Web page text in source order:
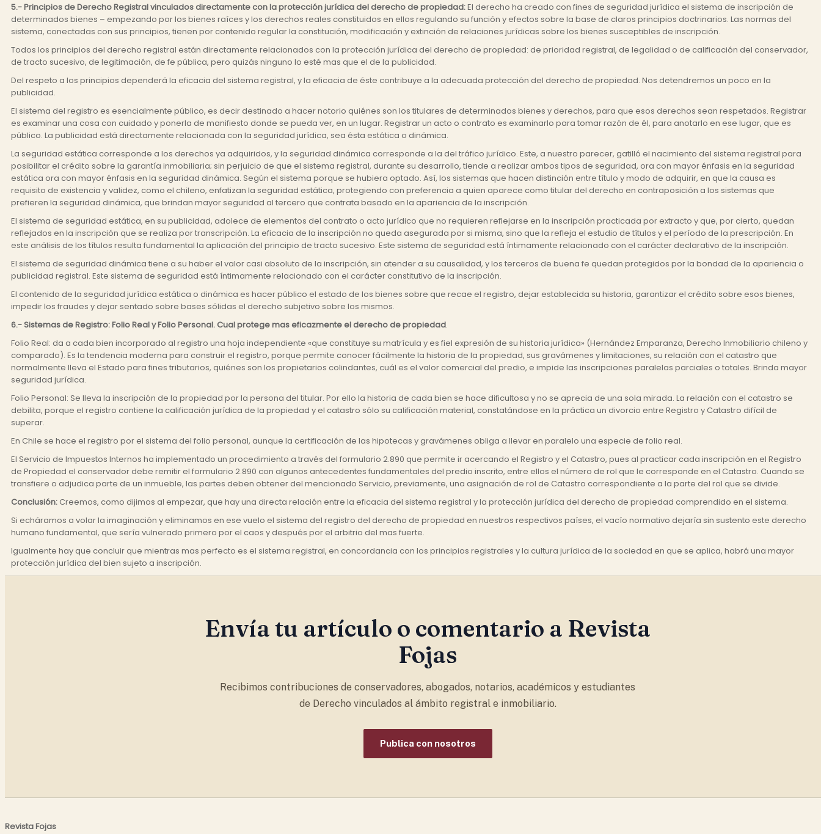
5.- Principios de Derecho Registral vinculados directamente con la protección jurídica del derecho de propiedad:El derecho ha creado con fines de seguridad jurídica el sistema de inscripción de
determinados bienes – empezando por los bienes raíces y los derechos reales constituidos en ellos regulando su función y efectos sobre la base de claros principios doctrinarios. Las normas del
sistema, conectadas con sus principios, tienen por contenido regular la constitución, modificación y extinción de relaciones jurídicas sobre los bienes susceptibles de inscripción.
Todos los principios del derecho registral están directamente relacionados con la protección jurídica del derecho de propiedad: de prioridad registral, de legalidad o de calificación del conservador,
de tracto sucesivo, de legitimación, de fe pública, pero quizás ninguno lo esté mas que el de la publicidad.
Del respeto a los principios dependerá la eficacia del sistema registral, y la eficacia de éste contribuye a la adecuada protección del derecho de propiedad. Nos detendremos un poco en la
publicidad.
El sistema del registro es esencialmente público, es decir destinado a hacer notorio quiénes son los titulares de determinados bienes y derechos, para que esos derechos sean respetados. Registrar
es examinar una cosa con cuidado y ponerla de manifiesto donde se pueda ver, en un lugar. Registrar un acto o contrato es examinarlo para tomar razón de él, para anotarlo en ese lugar, que es
público. La publicidad está directamente relacionada con la seguridad jurídica, sea ésta estática o dinámica.
La seguridad estática corresponde a los derechos ya adquiridos, y la seguridad dinámica corresponde a la del tráfico jurídico. Este, a nuestro parecer, gatilló el nacimiento del sistema registral para
posibilitar el crédito sobre la garantía inmobiliaria; sin perjuicio de que el sistema registral, durante su desarrollo, tiende a realizar ambos tipos de seguridad, ora con mayor énfasis en la seguridad
estática ora con mayor énfasis en la seguridad dinámica. Según el sistema porque se hubiera optado. Así, los sistemas que hacen distinción entre título y modo de adquirir, en que la causa es
requisito de existencia y validez, como el chileno, enfatizan la seguridad estática, protegiendo con preferencia a quien aparece como titular del derecho en contraposición a los sistemas que
prefieren la seguridad dinámica, que brindan mayor seguridad al tercero que contrata basado en la apariencia de la inscripción.
El sistema de seguridad estática, en su publicidad, adolece de elementos del contrato o acto jurídico que no requieren reflejarse en la inscripción practicada por extracto y que, por cierto, quedan
reflejados en la inscripción que se realiza por transcripción. La eficacia de la inscripción no queda asegurada por si misma, sino que la refleja el estudio de títulos y el período de la prescripción. En
este análisis de los títulos resulta fundamental la aplicación del principio de tracto sucesivo. Este sistema de seguridad está íntimamente relacionado con el carácter declarativo de la inscripción.
El sistema de seguridad dinámica tiene a su haber el valor casi absoluto de la inscripción, sin atender a su causalidad, y los terceros de buena fe quedan protegidos por la bondad de la apariencia o
publicidad registral. Este sistema de seguridad está íntimamente relacionado con el carácter constitutivo de la inscripción.
El contenido de la seguridad jurídica estática o dinámica es hacer público el estado de los bienes sobre que recae el registro, dejar establecida su historia, garantizar el crédito sobre esos bienes,
impedir los fraudes y dejar sentado sobre bases sólidas el derecho subjetivo sobre los mismos.
6.-Sistemas de Registro: Folio Real y Folio Personal. Cual protege mas eficazmente el derecho de propiedad.
Folio Real: da a cada bien incorporado al registro una hoja independiente «que constituye su matrícula y es fiel expresión de su historia jurídica» (Hernández Emparanza, Derecho Inmobiliario chileno y
comparado). Es la tendencia moderna para construir el registro, porque permite conocer fácilmente la historia de la propiedad, sus gravámenes y limitaciones, su relación con el catastro que
normalmente lleva el Estado para fines tributarios, quiénes son los propietarios colindantes, cuál es el valor comercial del predio, e impide las inscripciones paralelas parciales o totales. Brinda mayor
seguridad jurídica.
Folio Personal: Se lleva la inscripción de la propiedad por la persona del titular. Por ello la historia de cada bien se hace dificultosa y no se aprecia de una sola mirada. La relación con el catastro se
debilita, porque el registro contiene la calificación jurídica de la propiedad y el catastro sólo su calificación material, constatándose en la práctica un divorcio entre Registro y Catastro difícil de
superar.
En Chile se hace el registro por el sistema del folio personal, aunque la certificación de las hipotecas y gravámenes obliga a llevar en paralelo una especie de folio real.
El Servicio de Impuestos Internos ha implementado un procedimiento a través del formulario 2.890 que permite ir acercando el Registro y el Catastro, pues al practicar cada inscripción en el Registro
de Propiedad el conservador debe remitir el formulario 2.890 con algunos antecedentes fundamentales del predio inscrito, entre ellos el número de rol que le corresponde en el Catastro. Cuando se
transfiere o adjudica parte de un inmueble, las partes deben obtener del mencionado Servicio, previamente, una asignación de rol de Catastro correspondiente a la parte del rol que se divide.
Conclusión: Creemos, como dijimos al empezar, que hay una directa relación entre la eficacia del sistema registral y la protección jurídica del derecho de propiedad comprendido en el sistema.
Si echáramos a volar la imaginación y eliminamos en ese vuelo el sistema del registro del derecho de propiedad en nuestros respectivos países, el vacío normativo dejaría sin sustento este derecho
humano fundamental, que sería vulnerado primero por el caos y después por el arbitrio del mas fuerte.
Igualmente hay que concluir que mientras mas perfecto es el sistema registral, en concordancia con los principios registrales y la cultura jurídica de la sociedad en que se aplica, habrá una mayor
protección jurídica del bien sujeto a inscripción.
Envía tu artículo o comentario a Revista
Fojas
Recibimos contribuciones de conservadores, abogados, notarios, académicos y estudiantes
de Derecho vinculados al ámbito registral e inmobiliario.
Publica con nosotros
Revista Fojas